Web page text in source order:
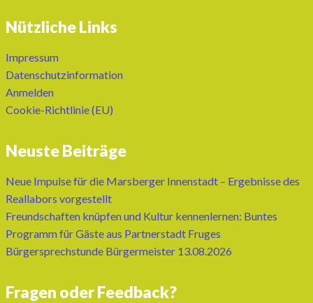
Nützliche Links
Impressum
Datenschutzinformation
Anmelden
Cookie-Richtlinie (EU)
Neuste Beiträge
Neue Impulse für die Marsberger Innenstadt – Ergebnisse des
Reallabors vorgestellt
Freundschaften knüpfen und Kultur kennenlernen: Buntes
Programm für Gäste aus Partnerstadt Fruges
Bürgersprechstunde Bürgermeister 13.08.2026
Fragen oder Feedback?